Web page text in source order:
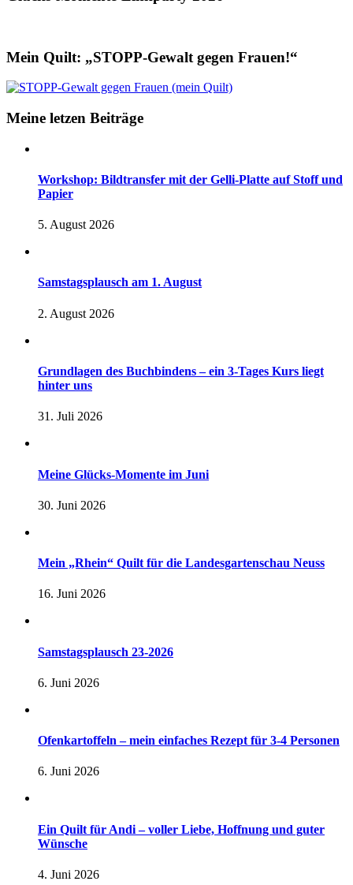
Mein Quilt: „STOPP-Gewalt gegen Frauen!“
Meine letzen Beiträge
Workshop: Bildtransfer mit der Gelli-Platte auf Stoff und
Papier
5. August 2026
Samstagsplausch am 1. August
2. August 2026
Grundlagen des Buchbindens – ein 3-Tages Kurs liegt
hinter uns
31. Juli 2026
Meine Glücks-Momente im Juni
30. Juni 2026
Mein „Rhein“ Quilt für die Landesgartenschau Neuss
16. Juni 2026
Samstagsplausch 23-2026
6. Juni 2026
Ofenkartoffeln – mein einfaches Rezept für 3-4 Personen
6. Juni 2026
Ein Quilt für Andi – voller Liebe, Hoffnung und guter
Wünsche
4. Juni 2026